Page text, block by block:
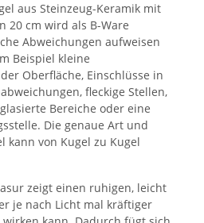
aus Steinzeug-Keramik mit
20 cm wird als B-Ware
Abweichungen aufweisen
Beispiel kleine
Oberfläche, Einschlüsse in
fleckige Stellen,
Bereiche oder eine
Die genaue Art und
kann von Kugel zu Kugel
zeigt einen ruhigen, leicht
je nach Licht mal kräftiger